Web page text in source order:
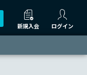
新規入会 ログイン